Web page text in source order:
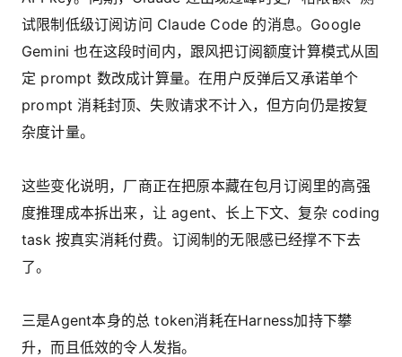
试限制低级订阅访问 Claude Code 的消息。Google
Gemini 也在这段时间内，跟风把订阅额度计算模式从固
定 prompt 数改成计算量。在用户反弹后又承诺单个
prompt 消耗封顶、失败请求不计入，但方向仍是按复
杂度计量。
这些变化说明，厂商正在把原本藏在包月订阅里的高强
度推理成本拆出来，让 agent、长上下文、复杂 coding
task 按真实消耗付费。订阅制的无限感已经撑不下去
了。
三是Agent本身的总 token消耗在Harness加持下攀
升，而且低效的令人发指。